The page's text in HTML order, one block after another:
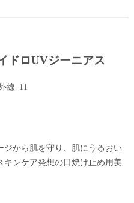
ドロUVジーニアス
から肌を守り、肌にうるおい
ンケア発想の日焼け止め用美